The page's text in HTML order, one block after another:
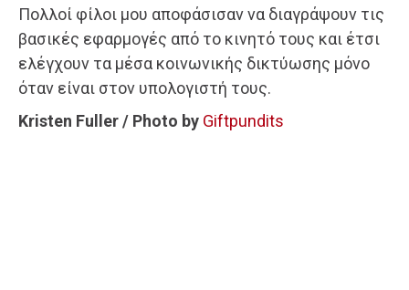
Πολλοί φίλοι μου αποφάσισαν να διαγράψουν τις
βασικές εφαρμογές από το κινητό τους και έτσι
ελέγχουν τα μέσα κοινωνικής δικτύωσης μόνο
όταν είναι στον υπολογιστή τους.
Kristen Fuller / Photo by Giftpundits